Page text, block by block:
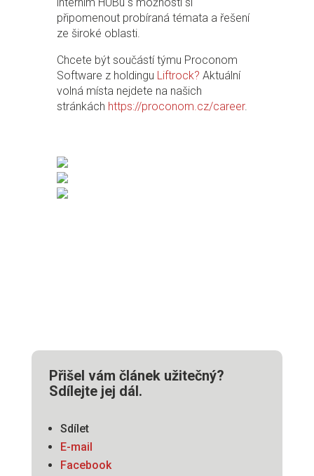
připomenout probíraná témata a řešení
ze široké oblasti.
Chcete být součástí týmu Proconom
Software z holdingu Liftrock? Aktuální
volná místa nejdete na našich
stránkách https://proconom.cz/career.
Přišel vám článek užitečný?
Sdílejte jej dál.
Sdílet
E-mail
Facebook